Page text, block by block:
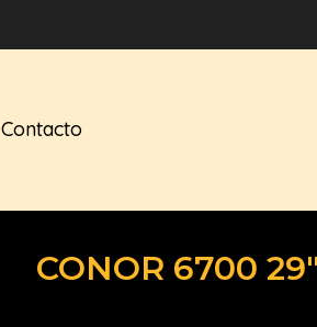
Contacto
CONOR 6700 29″